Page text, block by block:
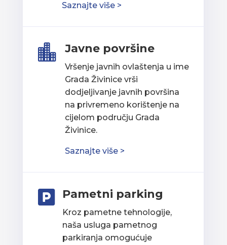
Saznajte više >
 Javne površine
Vršenje javnih ovlaštenja u ime
Grada Živinice vrši
dodjeljivanje javnih površina
na privremeno korištenje na
cijelom području Grada
Živinice.
Saznajte više >
 Pametni parking
Kroz pametne tehnologije,
naša usluga pametnog
parkiranja omogućuje